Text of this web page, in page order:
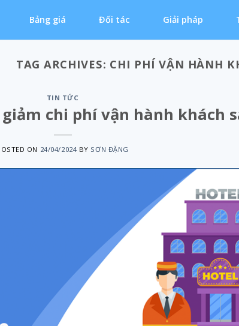
Bảng giá Đối tác Giải pháp
TAG ARCHIVES: CHI PHÍ VẬN HÀNH
TIN TỨC
chi phí vận hành khách
ON 24/04/2024BY SƠN ĐẶNG